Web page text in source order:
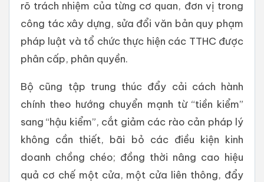
rõ trách nhiệm của từng cơ quan, đơn vị trong
công tác xây dựng, sửa đổi văn bản quy phạm
pháp luật và tổ chức thực hiện các TTHC được
phân cấp, phân quyền.
Bộ cũng tập trung thúc đẩy cải cách hành
chính theo hướng chuyển mạnh từ “tiền kiểm”
sang “hậu kiểm”, cắt giảm các rào cản pháp lý
không cần thiết, bãi bỏ các điều kiện kinh
doanh chồng chéo; đồng thời nâng cao hiệu
quả cơ chế một cửa, một cửa liên thông, đẩy